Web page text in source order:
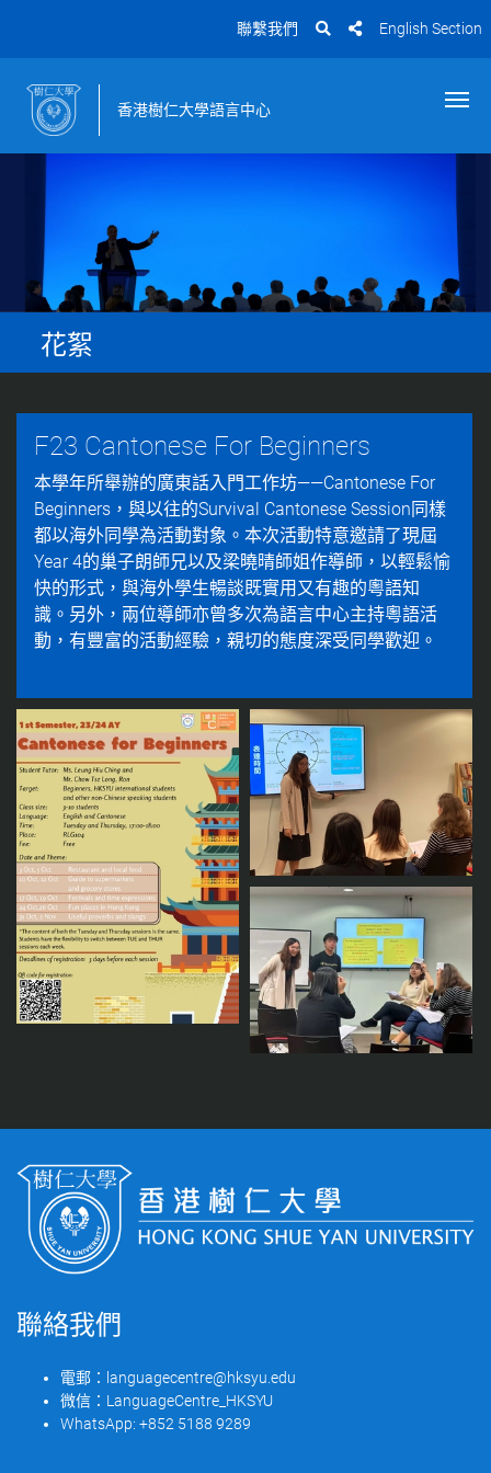
聯繫我們 English Section
香港樹仁大學語言中心
花絮
F23 Cantonese For Beginners
本學年所舉辦的廣東話入門工作坊——Cantonese For
Beginners，與以往的Survival Cantonese Session同樣
都以海外同學為活動對象。本次活動特意邀請了現屆
Year 4的巢子朗師兄以及梁曉晴師姐作導師，以輕鬆愉
快的形式，與海外學生暢談既實用又有趣的粵語知
識。另外，兩位導師亦曾多次為語言中心主持粵語活
動，有豐富的活動經驗，親切的態度深受同學歡迎。
聯絡我們
電郵： languagecentre@hksyu.edu
微信： LanguageCentre_HKSYU
WhatsApp: +852 5188 9289